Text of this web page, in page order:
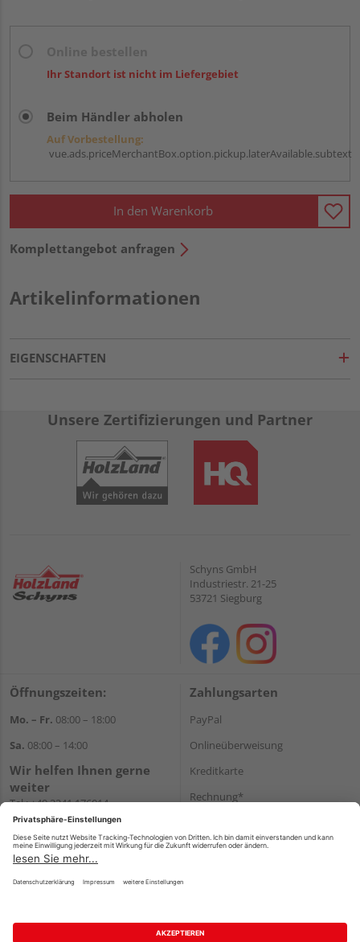
Ihr Standort ist nicht im Liefergebiet
Beim Händler abholen
Auf Vorbestellung:
vue.ads.priceMerchantBox.option.pickup.laterAvailable.subtext
In den Warenkorb
Komplettangebot anfragen
Artikelinformationen
EIGENSCHAFTEN
Unsere Zertifizierungen und Partner
Schyns GmbH
Industriestr. 21-25
53721 Siegburg
Öffnungszeiten:
Mo. – Fr. 08:00 – 18:00
Sa. 08:00 – 14:00
Wir helfen Ihnen gerne
weiter
Tel.:+49 2241 176014
E-Mail:shopbestellung@holz-
schyns.de
Zahlungsarten
PayPal
Onlineüberweisung
Kreditkarte
Rechnung*
Versand
Impressum AGB Widerruf
Datenschutz